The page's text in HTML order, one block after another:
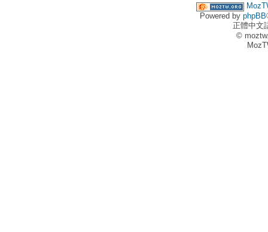
Powered by phpBB
正體中文
©